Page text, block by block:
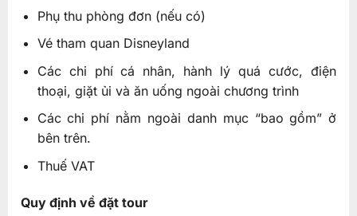
Phụ thu phòng đơn (nếu có)
Vé tham quan Disneyland
Các chi phí cá nhân, hành lý quá cước, điện
thoại, giặt ủi và ăn uống ngoài chương trình
Các chi phí nằm ngoài danh mục “bao gồm” ở
bên trên.
Thuế VAT
Quy định về đặt tour